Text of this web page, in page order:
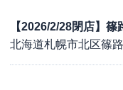
【2026/2/28閉店】
北海道札幌市北区篠